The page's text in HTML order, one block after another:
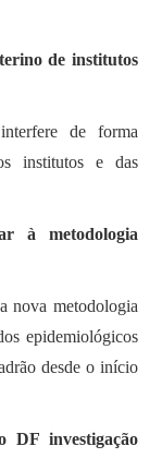
de institutos
de forma
institutos e das
à metodologia
nova metodologia
epidemiológicos
desde o início
DF investigação